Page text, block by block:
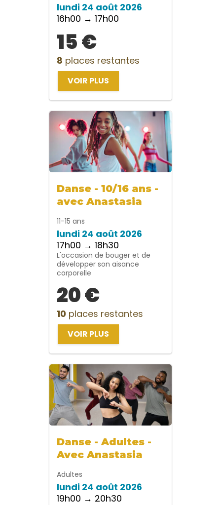
lundi 24 août 2026
16h00 → 17h00
15 €
8 places restantes
VOIR PLUS
Danse - 10/16 ans -
avec Anastasia
11-15 ans
lundi 24 août 2026
17h00 → 18h30
L'occasion de bouger et de
développer son aisance
corporelle
20 €
10 places restantes
VOIR PLUS
Danse - Adultes -
Avec Anastasia
Adultes
lundi 24 août 2026
19h00 → 20h30